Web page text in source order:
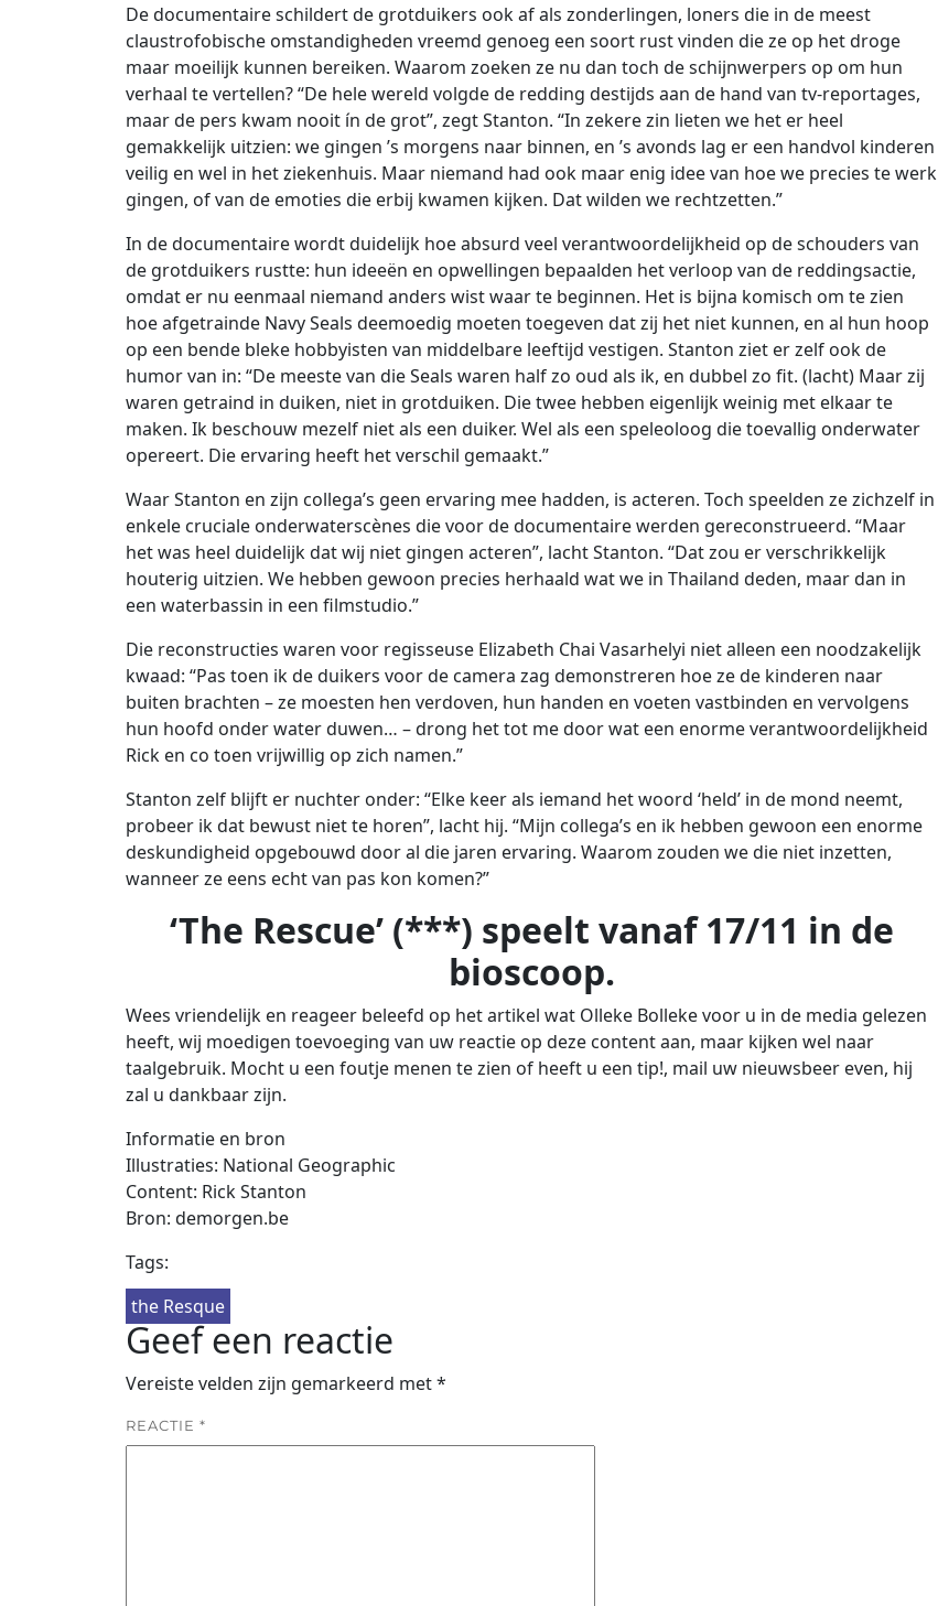
De documentaire schildert de grotduikers ook af als zonderlingen, loners die in de meest
claustrofobische omstandigheden vreemd genoeg een soort rust vinden die ze op het droge
maar moeilijk kunnen bereiken. Waarom zoeken ze nu dan toch de schijnwerpers op om hun
verhaal te vertellen? “De hele wereld volgde de redding destijds aan de hand van tv-reportages,
maar de pers kwam nooit ín de grot”, zegt Stanton. “In zekere zin lieten we het er heel
gemakkelijk uitzien: we gingen ’s morgens naar binnen, en ’s avonds lag er een handvol kinderen
veilig en wel in het ziekenhuis. Maar niemand had ook maar enig idee van hoe we precies te werk
gingen, of van de emoties die erbij kwamen kijken. Dat wilden we rechtzetten.”
In de documentaire wordt duidelijk hoe absurd veel verantwoordelijkheid op de schouders van
de grotduikers rustte: hun ideeën en opwellingen bepaalden het verloop van de reddingsactie,
omdat er nu eenmaal niemand anders wist waar te beginnen. Het is bijna komisch om te zien
hoe afgetrainde Navy Seals deemoedig moeten toegeven dat zij het niet kunnen, en al hun hoop
op een bende bleke hobbyisten van middelbare leeftijd vestigen. Stanton ziet er zelf ook de
humor van in: “De meeste van die Seals waren half zo oud als ik, en dubbel zo fit. (lacht) Maar zij
waren getraind in duiken, niet in grotduiken. Die twee hebben eigenlijk weinig met elkaar te
maken. Ik beschouw mezelf niet als een duiker. Wel als een speleoloog die toevallig onderwater
opereert. Die ervaring heeft het verschil gemaakt.”
Waar Stanton en zijn collega’s geen ervaring mee hadden, is acteren. Toch speelden ze zichzelf in
enkele cruciale onderwaterscènes die voor de documentaire werden gereconstrueerd. “Maar
het was heel duidelijk dat wij niet gingen acteren”, lacht Stanton. “Dat zou er verschrikkelijk
houterig uitzien. We hebben gewoon precies herhaald wat we in Thailand deden, maar dan in
een waterbassin in een filmstudio.”
Die reconstructies waren voor regisseuse Elizabeth Chai Vasarhelyi niet alleen een noodzakelijk
kwaad: “Pas toen ik de duikers voor de camera zag demonstreren hoe ze de kinderen naar
buiten brachten – ze moesten hen verdoven, hun handen en voeten vastbinden en vervolgens
hun hoofd onder water duwen… – drong het tot me door wat een enorme verantwoordelijkheid
Rick en co toen vrijwillig op zich namen.”
Stanton zelf blijft er nuchter onder: “Elke keer als iemand het woord ‘held’ in de mond neemt,
probeer ik dat bewust niet te horen”, lacht hij. “Mijn collega’s en ik hebben gewoon een enorme
deskundigheid opgebouwd door al die jaren ervaring. Waarom zouden we die niet inzetten,
wanneer ze eens echt van pas kon komen?”
‘The Rescue’ (***) speelt vanaf 17/11 in de
bioscoop.
Wees vriendelijk en reageer beleefd op het artikel wat Olleke Bolleke voor u in de media gelezen
heeft, wij moedigen toevoeging van uw reactie op deze content aan, maar kijken wel naar
taalgebruik. Mocht u een foutje menen te zien of heeft u een tip!, mail uw nieuwsbeer even, hij
zal u dankbaar zijn.
Informatie en bron
Illustraties: National Geographic
Content: Rick Stanton
Bron: demorgen.be
Tags:
the Resque
Geef een reactie
Vereiste velden zijn gemarkeerd met*
REACTIE *